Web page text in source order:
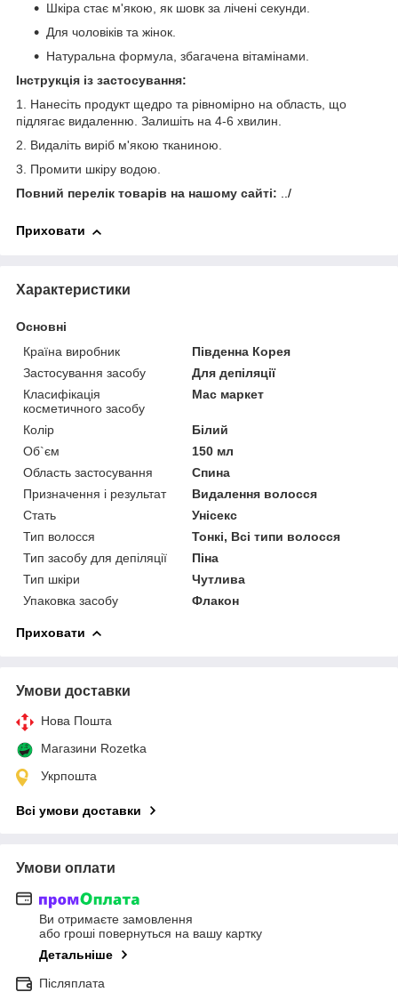
Шкіра стає м'якою, як шовк за лічені секунди.
Для чоловіків та жінок.
Натуральна формула, збагачена вітамінами.
Інструкція із застосування:
1. Нанесіть продукт щедро та рівномірно на область, що
підлягає видаленню. Залишіть на 4-6 хвилин.
2. Видаліть виріб м'якою тканиною.
3. Промити шкіру водою.
Повний перелік товарів на нашому сайті: ../
Приховати
Характеристики
Основні
Країна виробник
Південна Корея
Застосування засобу
Для депіляції
Класифікація
косметичного засобу
Мас маркет
Колір
Білий
Об`єм
150 мл
Область застосування
Спина
Призначення і результат
Видалення волосся
Стать
Унісекс
Тип волосся
Тонкі, Всі типи волосся
Тип засобу для депіляції
Піна
Тип шкіри
Чутлива
Упаковка засобу
Флакон
Приховати
Умови доставки
Нова Пошта
Магазини Rozetka
Укрпошта
Всі умови доставки
Умови оплати
Ви отримаєте замовлення
або гроші повернуться на вашу картку
Детальніше
Післяплата